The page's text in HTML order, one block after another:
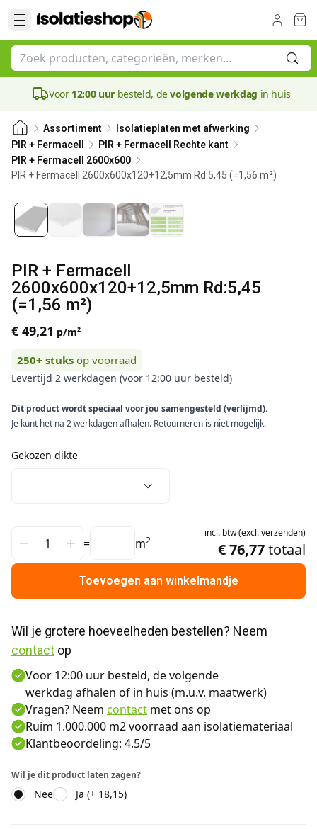
Voor 12:00 uur besteld, devolgende werkdag in huis
Assortiment
Isolatieplaten met afwerking
PIR + Fermacell
PIR + Fermacell Rechte kant
PIR + Fermacell 2600x600
PIR + Fermacell 2600x600x120+12,5mm Rd:5,45 (=1,56 m²)
120 mm
PIR + Fermacell
2600x600x120+12,5mm Rd:5,45
(=1,56 m²)
€ 49,21 p/m²
250+ stuks op voorraad
Levertijd 2 werkdagen (voor 12:00 uur besteld)
Dit product wordt speciaal voor jou samengesteld (verlijmd).
Je kunt het na 2 werkdagen afhalen. Retourneren is niet mogelijk.
Gekozen dikte
= m2
incl. btw(excl.verzenden)
€ 76,77totaal
Toevoegen aan winkelmandje
contact op
Voor 12:00 uur besteld, de volgende
werkdag afhalen of in huis (m.u.v. maatwerk)
Vragen? Neem contact met ons op
Ruim 1.000.000 m2 voorraad aan isolatiemateriaal
Klantbeoordeling: 4.5/5
Wil je dit product laten zagen?
Nee Ja (+ 18,15)